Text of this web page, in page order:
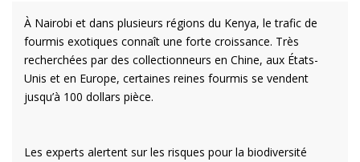
À Nairobi et dans plusieurs régions du Kenya, le trafic de
fourmis exotiques connaît une forte croissance. Très
recherchées par des collectionneurs en Chine, aux États-
Unis et en Europe, certaines reines fourmis se vendent
jusqu’à 100 dollars pièce.
Les experts alertent sur les risques pour la biodiversité